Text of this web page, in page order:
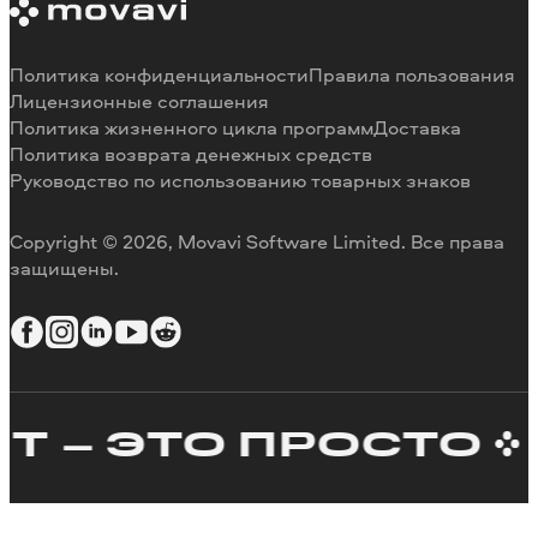
Системные требования программ
Отмена подписки
Способы оплаты
Возврат средств
Наши авторы
Почему выбирают нас
Вакансии
Copyright © 2026, Movavi Software Limited. Все права
защищены.
Политика конфиденциальностиПравила пользования
Лицензионные соглашения
Политика жизненного цикла программДоставка
Политика возврата денежных средств
Руководство по использованию товарных знаков
ЭТО ПРОСТО